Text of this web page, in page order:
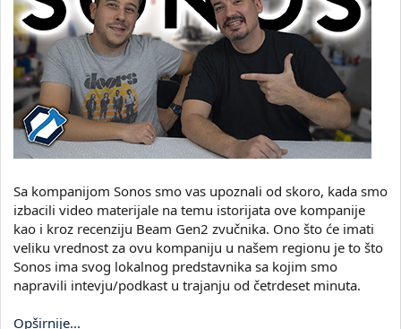
a
Sa kompanijom Sonos smo vas upoznali od skoro, kada smo
izbacili video materijale na temu istorijata ove kompanije
kao i kroz recenziju Beam Gen2 zvučnika. Ono što će imati
veliku vrednost za ovu kompaniju u našem regionu je to što
Sonos ima svog lokalnog predstavnika sa kojim smo
napravili intevju/podkast u trajanju od četrdeset minuta.
Opširnije...